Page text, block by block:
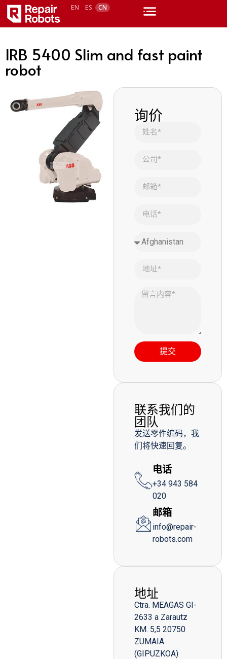
EN ES CN
IRB 5400 Slim and fast paint
robot
询价
提交
联系我们的
团队
发送零件编码，我
们将快速回复。
电话
+34 943 584
020
邮箱
info@repair-
robots.com
地址
Ctra. MEAGAS GI-
2633 a Zarautz
KM. 5,5 20750
ZUMAIA
(GIPUZKOA)